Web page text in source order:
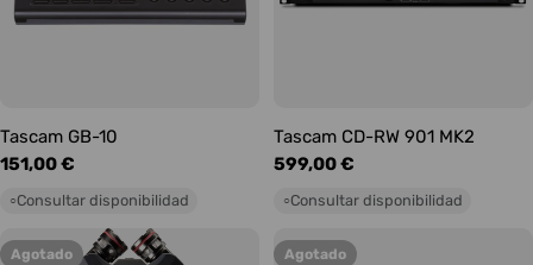
Tascam GB-10
Precio
habitual
151,00 €
○Consultar disponibilidad
Tascam CD-RW 901 MK2
Precio
habitual
599,00 €
○Consultar disponibilidad
Agotado Agotado